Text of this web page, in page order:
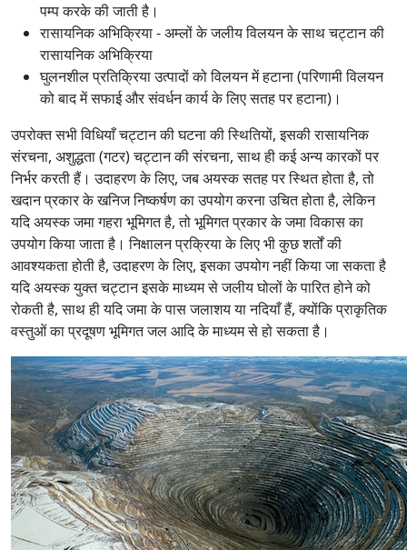
पम्प करके की जाती है।
रासायनिक अभिक्रिया - अम्लों के जलीय विलयन के साथ चट्टान की
रासायनिक अभिक्रिया
घुलनशील प्रतिक्रिया उत्पादों को विलयन में हटाना (परिणामी विलयन
को बाद में सफाई और संवर्धन कार्य के लिए सतह पर हटाना)।
उपरोक्त सभी विधियाँ चट्टान की घटना की स्थितियों, इसकी रासायनिक
संरचना, अशुद्धता (गटर) चट्टान की संरचना, साथ ही कई अन्य कारकों पर
निर्भर करती हैं। उदाहरण के लिए, जब अयस्क सतह पर स्थित होता है, तो
खदान प्रकार के खनिज निष्कर्षण का उपयोग करना उचित होता है, लेकिन
यदि अयस्क जमा गहरा भूमिगत है, तो भूमिगत प्रकार के जमा विकास का
उपयोग किया जाता है। निक्षालन प्रक्रिया के लिए भी कुछ शर्तों की
आवश्यकता होती है, उदाहरण के लिए, इसका उपयोग नहीं किया जा सकता है
यदि अयस्क युक्त चट्टान इसके माध्यम से जलीय घोलों के पारित होने को
रोकती है, साथ ही यदि जमा के पास जलाशय या नदियाँ हैं, क्योंकि प्राकृतिक
वस्तुओं का प्रदूषण भूमिगत जल आदि के माध्यम से हो सकता है।